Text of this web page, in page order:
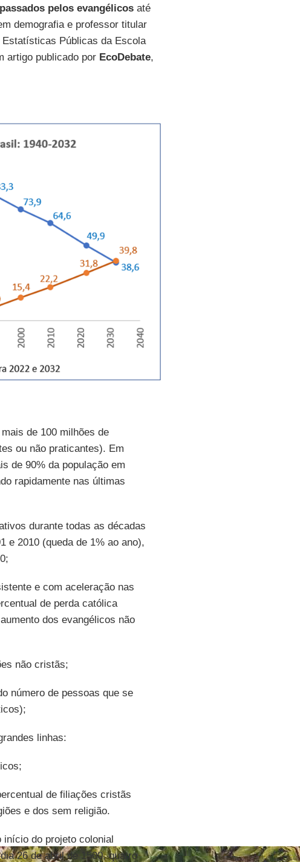
pelos evangélicosaté
demografia e professor titular
Públicas da Escola
artigo publicado por EcoDebate,
de 100 milhões de
ou não praticantes). Em
de 90% da população em
rapidamente nas últimas
durante todas as décadas
e 2010 (queda de 1% ao ano),
e com aceleração nas
de perda católica
dos evangélicos não
não cristãs;
número de pessoas que se
linhas:
de filiações cristãs
e dos sem religião.
início do projeto colonial
26 de abril de 1500, quatro